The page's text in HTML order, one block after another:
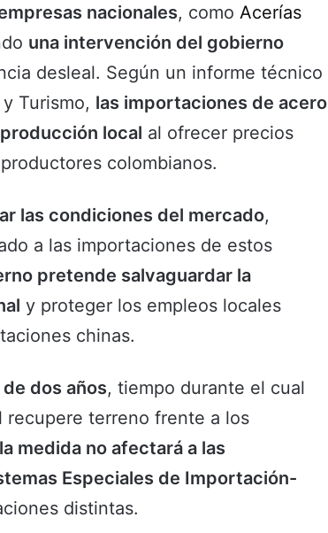
nacionales, como Acerías
una intervención del gobierno
desleal. Según un informe técnico
Turismo, las importaciones de acero
local al ofrecer precios
colombianos.
las condiciones del mercado,
a las importaciones de estos
pretende salvaguardar la
y proteger los empleos locales
chinas.
dos años, tiempo durante el cual
recupere terreno frente a los
la medida no afectará a las
Especiales de Importación-
distintas.